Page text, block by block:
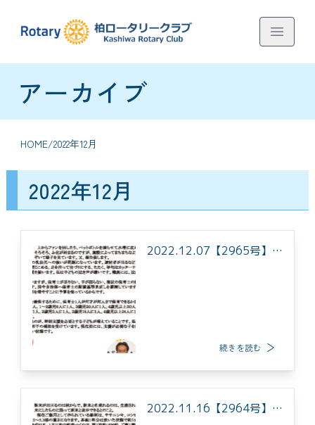
アーカイブ
HOME/2022年12月
2022年12月
2022.12.07【2965号】
続きを読む
2022.11.16【2964号】